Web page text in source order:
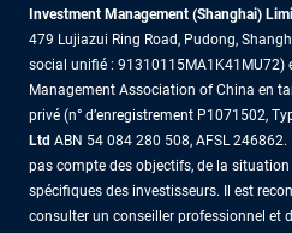
Investment Management (Shanghai)
479 Lujiazui Ring Road, Pudong,
social unifié : 91310115MA1K41MU72)
Management Association of China en
privé (n° d’enregistrement P1071502,
Ltd ABN 54 084 280 508, AFSL
pas compte des objectifs, de la
spécifiques des investisseurs. Il est
consulter un conseiller professionnel et